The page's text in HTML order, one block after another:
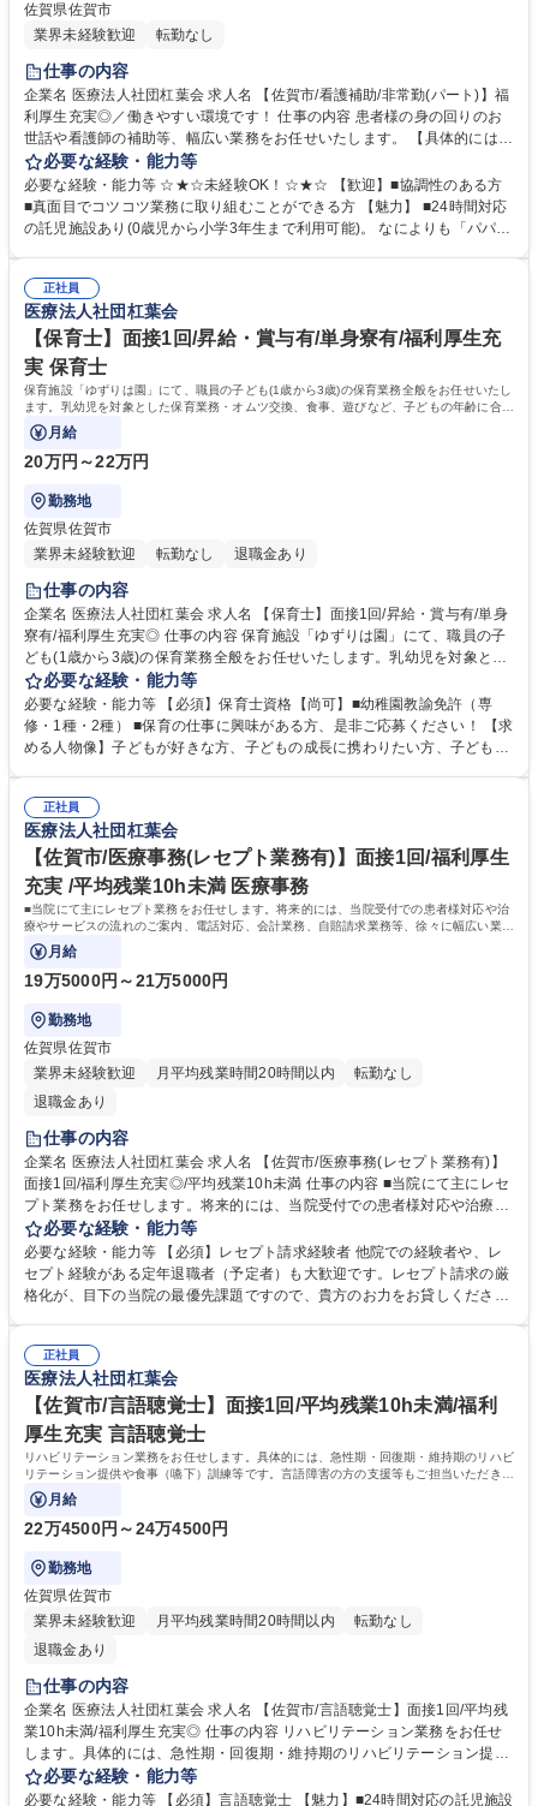
佐賀県佐賀市
業界未経験歓迎
転勤なし
仕事の内容
企業名 医療法人社団杠葉会 求人名 【佐賀市/看護補助/非常勤(パート)】福
利厚生充実◎／働きやすい環境です！ 仕事の内容 患者様の身の回りのお
世話や看護師の補助等、幅広い業務をお任せいたします。 【具体的には】
患者様の食事の介助や身体のケア、看護師や医師の指示に基づいた処置の
補助等、状況に応じて臨機応変に対応していただきます。 募集職種 【佐
賀市/看護補助/非常勤(パート)】福利厚生充実◎／働きやすい環境です！
必要な経験・能力等
必要な経験・能力等 ☆★☆未経験OK！☆★☆ 【歓迎】■協調性のある方
■真面目でコツコツ業務に取り組むことができる方 【魅力】 ■24時間対応
の託児施設あり(0歳児から小学3年生まで利用可能)。 なによりも「パパマ
祝祭日も利用可能です！ 学歴・資格 学歴：大学院 大学 高専 短大 専修学
校 高校 語学力： 資格：
正社員
医療法人社団杠葉会
【保育士】面接1回/昇給・賞与有/単身寮有/福利厚生充
実 保育士
保育施設「ゆずりは園」にて、職員の子ども(1歳から3歳)の保育業務全般をお任せいたし
ます。乳幼児を対象とした保育業務・オムツ交換、食事、遊びなど、子どもの年齢に合わ
せた対応をお願いします。
月給
20万円～22万円
勤務地
佐賀県佐賀市
業界未経験歓迎
転勤なし 退職金あり
仕事の内容
企業名 医療法人社団杠葉会 求人名 【保育士】面接1回/昇給・賞与有/単身
寮有/福利厚生充実◎ 仕事の内容 保育施設「ゆずりは園」にて、職員の子
ども(1歳から3歳)の保育業務全般をお任せいたします。乳幼児を対象とし
た保育業務・オムツ交換、食事、遊びなど、子どもの年齢に合わせた対応
をお願いします。 土・日・祝・長期休暇には、単発利用希望小学生の遊び
の支援を行っていただきます。夜勤は対象の児童の数に応じ、1～2名体制
で行っています。 面接1回/福利厚生充実◎/平均残業10h未満 募集職種
必要な経験・能力等
必要な経験・能力等 【必須】保育士資格【尚可】■幼稚園教諭免許（専
修・1種・2種） ■保育の仕事に興味がある方、是非ご応募ください！ 【求
める人物像】子どもが好きな方、子どもの成長に携わりたい方、子どもと
正社員
医療法人社団杠葉会
【佐賀市/医療事務(レセプト業務有)】面接1回/福利厚生
充実 /平均残業10h未満 医療事務
■当院にて主にレセプト業務をお任せします。将来的には、当院受付での患者様対応や治
療やサービスの流れのご案内、電話対応、会計業務、自賠請求業務等、徐々に幅広い業務
をご担当いただきます。
月給
19万5000円～21万5000円
勤務地
佐賀県佐賀市
業界未経験歓迎
月平均残業時間20時間以内
転勤なし
退職金あり
仕事の内容
企業名 医療法人社団杠葉会 求人名 【佐賀市/医療事務(レセプト業務有)】
面接1回/福利厚生充実◎/平均残業10h未満 仕事の内容 ■当院にて主にレセ
プト業務をお任せします。将来的には、当院受付での患者様対応や治療や
サービスの流れのご案内、電話対応、会計業務、自賠請求業務等、徐々に
幅広い業務をご担当いただきます。 【採用背景】 これからも求められる
病院であり続ける為に、医事課業務（特に当面はレセプト請求業務）の強
化の増員です。 【やりがい】 事務職として地域医療に貢献できるポジシ
実◎/平均残業10h未満
必要な経験・能力等
必要な経験・能力等 【必須】レセプト請求経験者 他院での経験者や、レ
セプト経験がある定年退職者（予定者）も大歓迎です。レセプト請求の厳
格化が、目下の当院の最優先課題ですので、貴方のお力をお貸しくださ
正社員
医療法人社団杠葉会
【佐賀市/言語聴覚士】面接1回/平均残業10h未満/福利
厚生充実 言語聴覚士
リハビリテーション業務をお任せします。具体的には、急性期・回復期・維持期のリハビ
リテーション提供や食事（嚥下）訓練等です。言語障害の方の支援等もご担当いただきま
す。
月給
22万4500円～24万4500円
勤務地
佐賀県佐賀市
業界未経験歓迎
月平均残業時間20時間以内
転勤なし
退職金あり
仕事の内容
企業名 医療法人社団杠葉会 求人名 【佐賀市/言語聴覚士】面接1回/平均残
業10h未満/福利厚生充実◎ 仕事の内容 リハビリテーション業務をお任せ
します。具体的には、急性期・回復期・維持期のリハビリテーション提供
や食事（嚥下）訓練等です。言語障害の方の支援等もご担当いただきま
す。 【魅力】専門的な治療：耳鼻咽喉科では、小さいお子様から高齢者へ
必要な経験・能力等
必要な経験・能力等 【必須】言語聴覚士 【魅力】■24時間対応の託児施設